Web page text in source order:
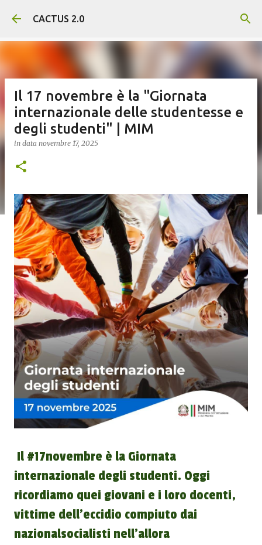
Passa ai contenuti principali
CACTUS 2.0
Il 17 novembre è la "Giornata
internazionale delle studentesse e
degli studenti" | MIM
in data novembre 17, 2025
Il #17novembre è la Giornata
internazionale degli studenti. Oggi
ricordiamo quei giovani e i loro docenti,
vittime dell’eccidio compiuto dai
nazionalsocialisti nell’allora